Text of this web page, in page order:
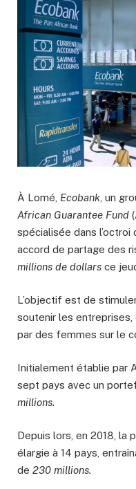
À Lomé, Ecobank , un
African Guarantee Fund
spécialisée dans l’octroi
accord de partage des
millions de dollars ce
L’objectif est de
soutenir les
par des femmes sur le
Initialement établie par
sept pays avec un
millions.
Depuis lors, en 2018, la
élargie à 14 pays,
de 230 millions.